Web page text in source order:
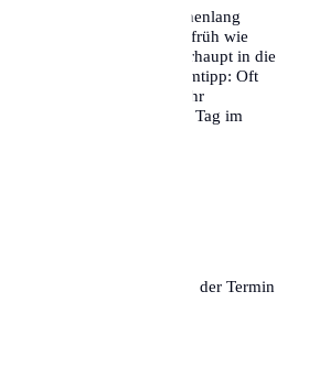
am Main oft wochenlang
deinen Termin daher so früh wie
schon bevor du überhaupt in die
Ein kleiner Geheimtipp: Oft
zwischen 7:30 und 8:30 Uhr
Termine für denselben Tag im
zählt das Datum der
fristwahrend, auch wenn der Termin